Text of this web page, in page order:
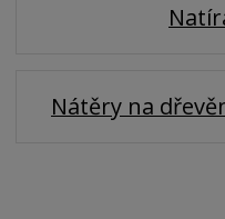
Nátěry na